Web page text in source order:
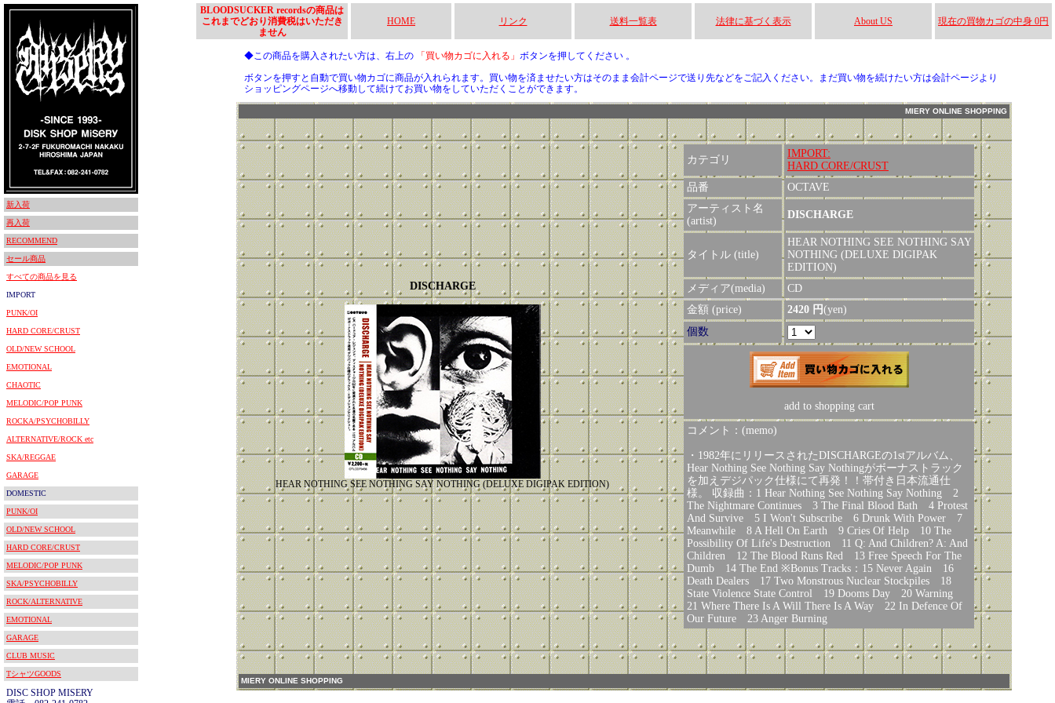
新入荷
再入荷
RECOMMEND
セール商品
すべての商品を見る
IMPORT
PUNK/OI
HARD CORE/CRUST
OLD/NEW SCHOOL
EMOTIONAL
CHAOTIC
MELODIC/POP PUNK
ROCKA/PSYCHOBILLY
ALTERNATIVE/ROCK etc
SKA/REGGAE
GARAGE
DOMESTIC
PUNK/OI
OLD/NEW SCHOOL
HARD CORE/CRUST
MELODIC/POP PUNK
SKA/PSYCHOBILLY
ROCK/ALTERNATIVE
EMOTIONAL
GARAGE
CLUB MUSIC
TシャツGOODS
DISC SHOP MISERY
BLOODSUCKER recordsの商品は
これまでどおり消費税はいただき
ません
HOME リンク 送料一覧表 法律に基づく表示 About US 現在の買物カゴの中身 0円
◆この商品を購入されたい方は、右上の 「買い物カゴに入れる」 ボタンを押してください 。
ボタンを押すと自動で買い物カゴに商品が入れられます。買い物を済ませたい方はそのまま会計ページで送り先などをご記入ください。まだ買い物を続けたい方は会計ページより
ショッピングページへ移動して続けてお買い物をしていただくことができます。
MIERY ONLINE SHOPPING
DISCHARGE
HEAR NOTHING SEE NOTHING SAY NOTHING (DELUXE DIGIPAK EDITION)
カテゴリ
IMPORT:
HARD CORE/CRUST
品番
OCTAVE
アーティスト名
(artist)
DISCHARGE
タイトル (title)
HEAR NOTHING SEE NOTHING SAY
NOTHING (DELUXE DIGIPAK
EDITION)
メディア(media)
CD
金額 (price)
2420 円(yen)
個数
add to shopping cart
コメント：(memo)
・1982年にリリースされたDISCHARGEの1stアルバム、
Hear Nothing See Nothing Say Nothingがボーナストラック
を加えデジパック仕様にて再発！！帯付き日本流通仕
様。 収録曲：1 Hear Nothing See Nothing Say Nothing 2
The Nightmare Continues 3 The Final Blood Bath 4 Protest
And Survive 5 I Won't Subscribe 6 Drunk With Power 7
Meanwhile 8 A Hell On Earth 9 Cries Of Help 10 The
Possibility Of Life's Destruction 11 Q: And Children? A: And
Children 12 The Blood Runs Red 13 Free Speech For The
Dumb 14 The End ※Bonus Tracks：15 Never Again 16
Death Dealers 17 Two Monstrous Nuclear Stockpiles 18
State Violence State Control 19 Dooms Day 20 Warning
21 Where There Is A Will There Is A Way 22 In Defence Of
Our Future 23 Anger Burning
MIERY ONLINE SHOPPING